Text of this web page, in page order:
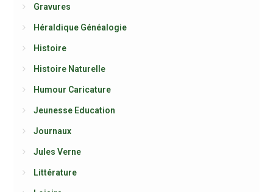
Gravures
Héraldique Généalogie
Histoire
Histoire Naturelle
Humour Caricature
Jeunesse Education
Journaux
Jules Verne
Littérature